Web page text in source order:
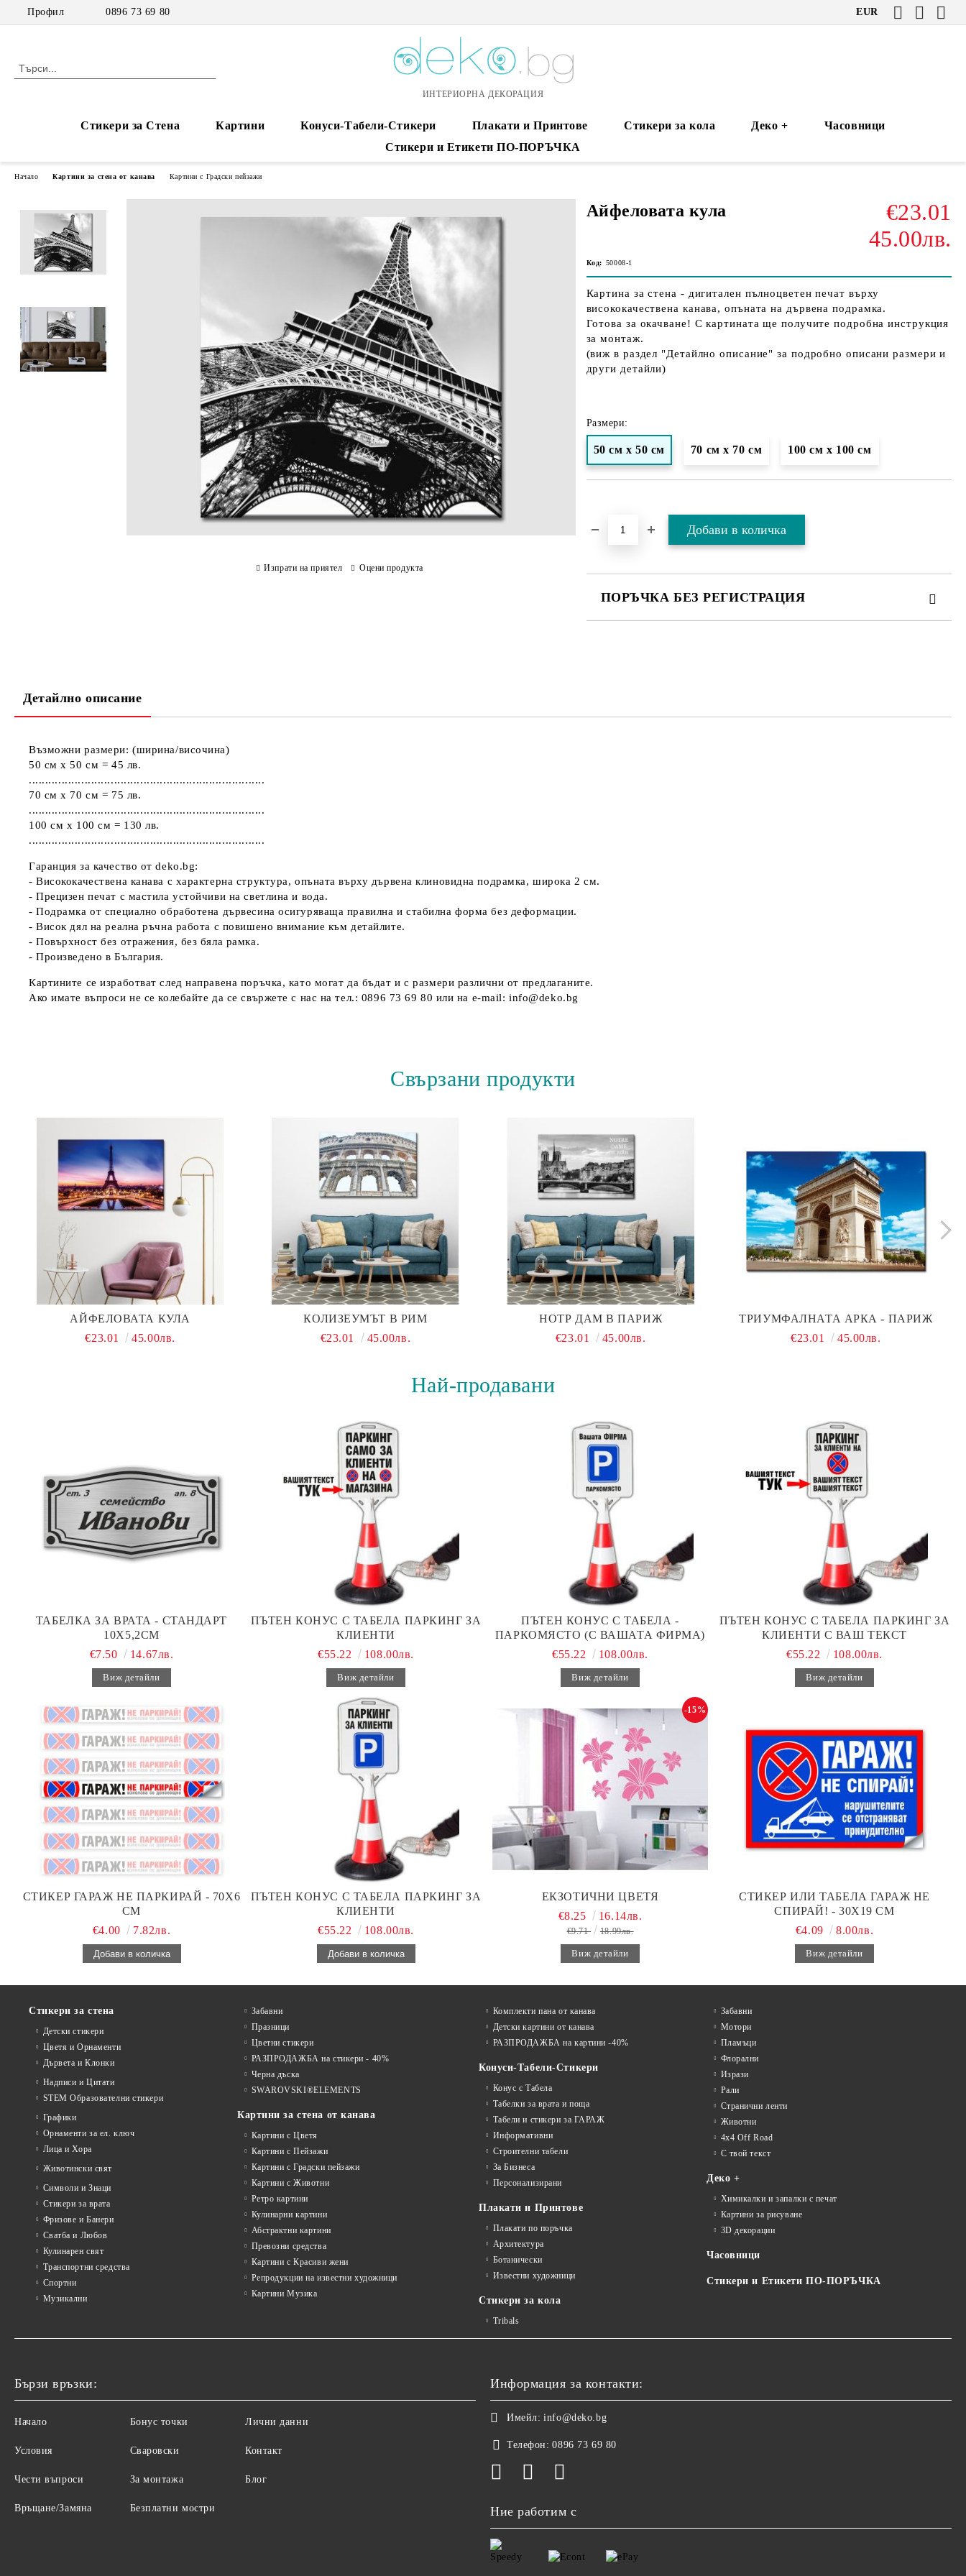
Профил 0896 73 69 80 EUR
ИНТЕРИОРНА ДЕКОРАЦИЯ
Стикери за Стена Картини Конуси-Табели-Стикери Плакати и Принтове Стикери за кола Деко +
Часовници
Стикери и Етикети ПО-ПОРЪЧКА
Начало Картини за стена от канава Картини с Градски пейзажи
Айфеловата кула
€23.01
45.00лв.
Код: 50008-1
Картина за стена - дигитален пълноцветен печат върху
висококачествена канава, опъната на дървена подрамка.
Готова за окачване! С картината ще получите подробна инструкция
за монтаж.
(виж в раздел "Детайлно описание" за подробно описани размери и
други детайли)
Размери:
50 см х 50 см 70 см х 70 см 100 см х 100 см
ПОРЪЧКА БЕЗ РЕГИСТРАЦИЯ
Изпрати на приятел Оцени продукта
Детайлно описание
Възможни размери: (ширина/височина)
50 см х 50 см = 45 лв.
........................................................................
70 см х 70 см = 75 лв.
........................................................................
100 см х 100 см = 130 лв.
........................................................................
Гаранция за качество от deko.bg:
- Висококачествена канава с характерна структура, опъната върху дървена клиновидна подрамка, широка 2 см.
- Прецизен печат с мастила устойчиви на светлина и вода.
- Подрамка от специално обработена дървесина осигуряваща правилна и стабилна форма без деформации.
- Висок дял на реална ръчна работа с повишено внимание към детайлите.
- Повърхност без отражения, без бяла рамка.
- Произведено в България.
Картините се изработват след направена поръчка, като могат да бъдат и с размери различни от предлаганите.
Ако имате въпроси не се колебайте да се свържете с нас на тел.: 0896 73 69 80 или на e-mail: info@deko.bg
Свързани продукти
АЙФЕЛОВАТА КУЛА
€23.01
45.00лв.
КОЛИЗЕУМЪТ В РИМ
€23.01
45.00лв.
НОТР ДАМ В ПАРИЖ
€23.01
45.00лв.
ТРИУМФАЛНАТА АРКА - ПАРИЖ
€23.01
45.00лв.
Най-продавани
ТАБЕЛКА ЗА ВРАТА - СТАНДАРТ
10Х5,2СМ
€7.50
14.67лв.
Виж детайли
ПЪТЕН КОНУС С ТАБЕЛА ПАРКИНГ ЗА
КЛИЕНТИ
€55.22
108.00лв.
Виж детайли
ПЪТЕН КОНУС С ТАБЕЛА -
ПАРКОМЯСТО (С ВАШАТА ФИРМА)
€55.22
108.00лв.
Виж детайли
ПЪТЕН КОНУС С ТАБЕЛА ПАРКИНГ ЗА
КЛИЕНТИ С ВАШ ТЕКСТ
€55.22
108.00лв.
Виж детайли
СТИКЕР ГАРАЖ НЕ ПАРКИРАЙ - 70Х6
СМ
€4.00
7.82лв.
ПЪТЕН КОНУС С ТАБЕЛА ПАРКИНГ ЗА
КЛИЕНТИ
€55.22
108.00лв.
ЕКЗОТИЧНИ ЦВЕТЯ
-15%
€8.25 16.14лв.
€9.71 18.99лв.
Виж детайли
СТИКЕР ИЛИ ТАБЕЛА ГАРАЖ НЕ
СПИРАЙ! - 30Х19 СМ
€4.09
8.00лв.
Виж детайли
Стикери за стена
Детски стикери
Цветя и Орнаменти
Дървета и Клонки
Надписи и Цитати
STEM Образователни стикери
Графики
Орнаменти за ел. ключ
Лица и Хора
Животински свят
Символи и Знаци
Стикери за врата
Фризове и Банери
Сватба и Любов
Кулинарен свят
Транспортни средства
Спортни
Музикални
Забавни
Празници
Цветни стикери
РАЗПРОДАЖБА на стикери - 40%
Черна дъска
SWAROVSKI®ELEMENTS
Картини за стена от канава
Картини с Цветя
Картини с Пейзажи
Картини с Градски пейзажи
Картини с Животни
Ретро картини
Кулинарни картини
Абстрактни картини
Превозни средства
Картини с Красиви жени
Репродукции на известни художници
Картини Музика
Комплекти пана от канава
Детски картини от канава
РАЗПРОДАЖБА на картини -40%
Конуси-Табели-Стикери
Конус с Табела
Табелки за врата и поща
Табели и стикери за ГАРАЖ
Информативни
Строителни табели
За Бизнеса
Персонализирани
Плакати и Принтове
Плакати по поръчка
Архитектура
Ботанически
Известни художници
Стикери за кола
Tribals
Забавни
Мотори
Пламъци
Флорални
Изрази
Рали
Странични ленти
Животни
4x4 Off Road
С твой текст
Деко +
Химикалки и запалки с печат
Картини за рисуване
3D декорации
Часовници
Стикери и Етикети ПО-ПОРЪЧКА
Бързи връзки:
Начало
Условия
Чести въпроси
Връщане/Замяна
Бонус точки
Сваровски
За монтажа
Безплатни мостри
Лични данни
Контакт
Блог
Информация за контакти:
Имейл: info@deko.bg
Телефон: 0896 73 69 80
Ние работим с